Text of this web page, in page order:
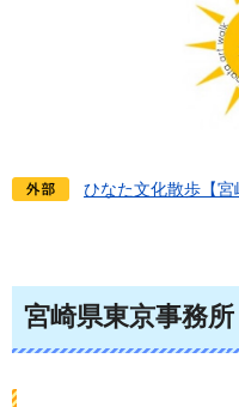
ひなた文化散歩【
宮崎県東京事務所